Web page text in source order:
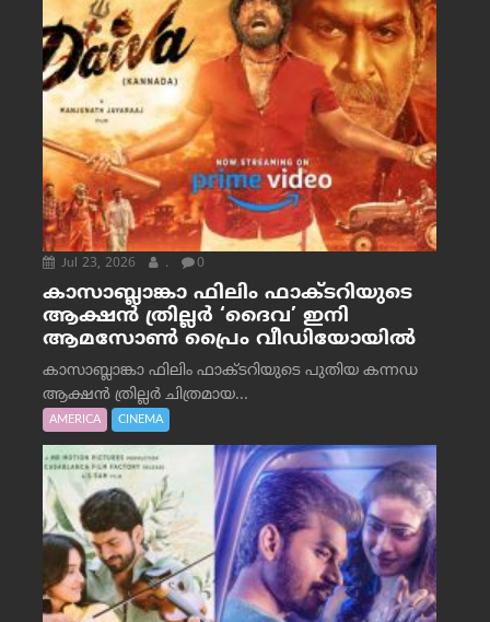
Jul 23, 2026 . 0
കാസാബ്ലാങ്കാ ഫിലിം ഫാക്ടറിയുടെ
ആക്ഷൻ ത്രില്ലർ ‘ദൈവ’ ഇനി
ആമസോൺ പ്രൈം വീഡിയോയിൽ
കാസാബ്ലാങ്കാ ഫിലിം ഫാക്ടറിയുടെ പുതിയ കന്നഡ
ആക്ഷൻ ത്രില്ലർ ചിത്രമായ...
AMERICA CINEMA